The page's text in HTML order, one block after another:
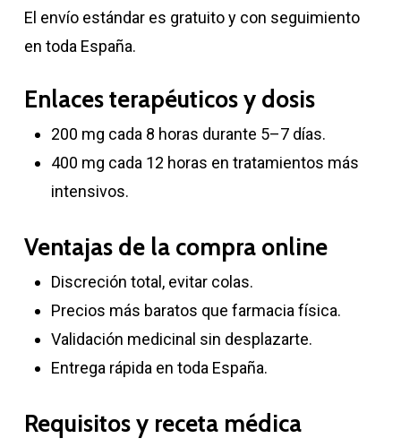
El envío estándar es gratuito y con seguimiento
en toda España.
Enlaces terapéuticos y dosis
200 mg cada 8 horas durante 5–7 días.
400 mg cada 12 horas en tratamientos más
intensivos.
Ventajas de la compra online
Discreción total, evitar colas.
Precios más baratos que farmacia física.
Validación medicinal sin desplazarte.
Entrega rápida en toda España.
Requisitos y receta médica